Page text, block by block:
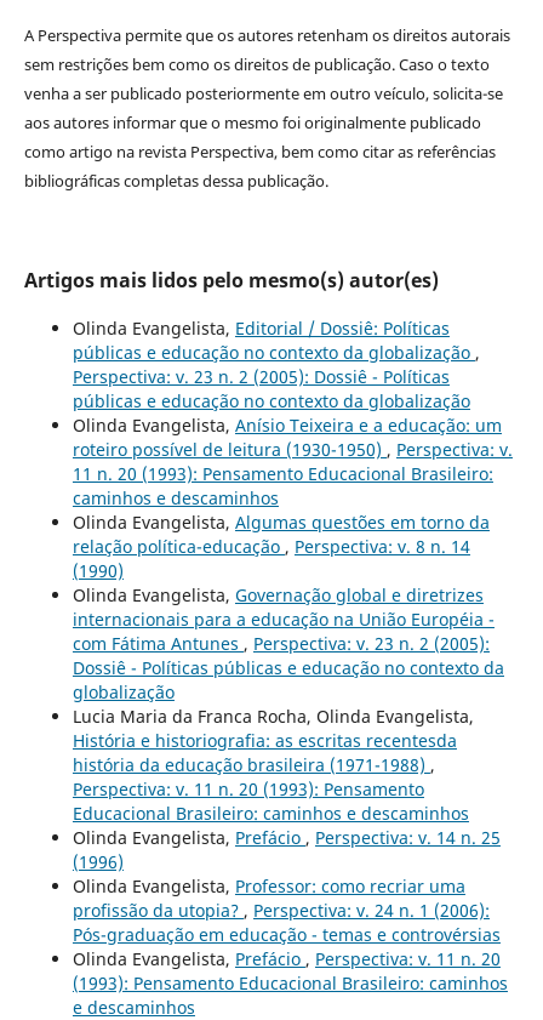
A Perspectiva permite que os autores retenham os direitos autorais
sem restrições bem como os direitos de publicação. Caso o texto
venha a ser publicado posteriormente em outro veículo, solicita-se
aos autores informar que o mesmo foi originalmente publicado
como artigo na revista Perspectiva, bem como citar as referências
bibliográficas completas dessa publicação.
Artigos mais lidos pelo mesmo(s) autor(es)
Olinda Evangelista, Editorial / Dossiê: Políticas
públicas e educação no contexto da globalização ,
Perspectiva: v. 23 n. 2 (2005): Dossiê - Políticas
públicas e educação no contexto da globalização
Olinda Evangelista, Anísio Teixeira e a educação: um
roteiro possível de leitura (1930-1950) , Perspectiva: v.
11 n. 20 (1993): Pensamento Educacional Brasileiro:
caminhos e descaminhos
Olinda Evangelista, Algumas questões em torno da
relação política-educação , Perspectiva: v. 8 n. 14
(1990)
Olinda Evangelista, Governação global e diretrizes
internacionais para a educação na União Européia -
com Fátima Antunes , Perspectiva: v. 23 n. 2 (2005):
Dossiê - Políticas públicas e educação no contexto da
globalização
Lucia Maria da Franca Rocha, Olinda Evangelista,
História e historiografia: as escritas recentesda
história da educação brasileira (1971-1988) ,
Perspectiva: v. 11 n. 20 (1993): Pensamento
Educacional Brasileiro: caminhos e descaminhos
Olinda Evangelista, Prefácio , Perspectiva: v. 14 n. 25
(1996)
Olinda Evangelista, Professor: como recriar uma
profissão da utopia? , Perspectiva: v. 24 n. 1 (2006):
Pós-graduação em educação - temas e controvérsias
Olinda Evangelista, Prefácio , Perspectiva: v. 11 n. 20
(1993): Pensamento Educacional Brasileiro: caminhos
e descaminhos